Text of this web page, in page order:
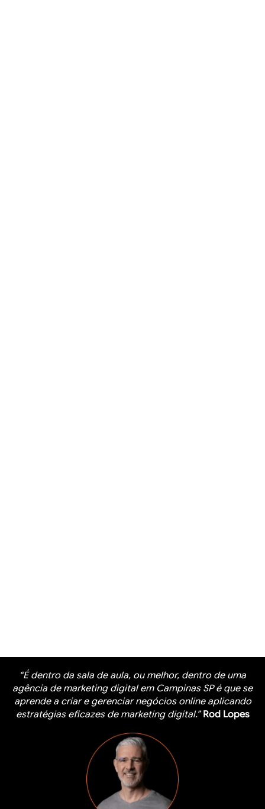
“É dentro da sala de aula, ou melhor, dentro de uma
agência de marketing digital em Campinas SP é que se
aprende a criar e gerenciar negócios online aplicando
estratégias eficazes de marketing digital.” Rod Lopes